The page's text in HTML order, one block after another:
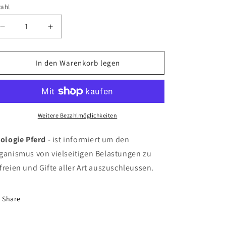
Verringere
die
Menge
Soleopathikum
20ml
Erhöhe
die
Menge
für
Soleopathikum
Triologie
Pferd
20ml
In den Warenkorb legen
Weitere Bezahlmöglichkeiten
Pferd - ist informiert um den
von vielseitigen Belastungen zu
und Gifte aller Art auszuschleussen.
Share